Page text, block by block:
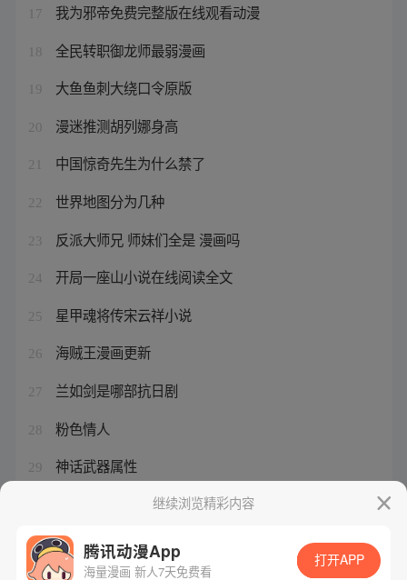
17 我为邪帝免费完整版在线观看动漫
18 全民转职御龙师最弱漫画
19 大鱼鱼刺大绕口令原版
20 漫迷推测胡列娜身高
21 中国惊奇先生为什么禁了
22 世界地图分为几种
23 反派大师兄 师妹们全是 漫画吗
24 开局一座山小说在线阅读全文
25 星甲魂将传宋云祥小说
26 海贼王漫画更新
27 兰如剑是哪部抗日剧
28 粉色情人
29 神话武器属性
姜明子高皓光段星炼继续浏览精彩内容
腾讯动漫App
海量漫画 新人7天免费看
打开APP